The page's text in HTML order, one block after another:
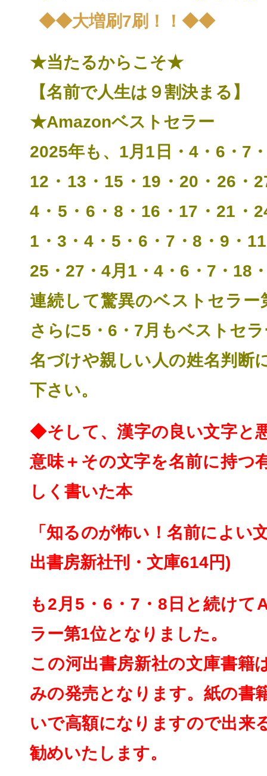
◆◆大増刷7刷！！◆◆
★当たるからこそ★
【名前で人生は９割決まる】
★Amazonベストセラー
2025年も、1月1日・4・6・7
12 ・13・15・19・20・26・
4・5・6・8・16・17・21・
1・3・4・5・6・7・8・9・
25・27・4月1・4・6・7・18
連続して驚異のベストセラー
さらに5・6・7月もベストセ
名づけや親しい人の姓名判断
下さい。
◆そして、漢字の良い文字と
意味＋その文字を名前に持つ
しく書いた本
「知るのが怖い！名前によい
出書房新社刊・文庫614円)
も2月5・6・7・8 日と続けて
ラー第1位となりました。
この河出書房新社の文庫書籍
みの発売となります。紙の書
いで高額になりますので出来
勧めいたします。